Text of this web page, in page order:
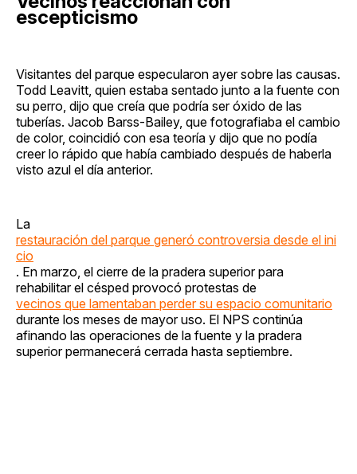
escepticismo
Visitantes del parque especularon ayer sobre las causas.
Todd Leavitt, quien estaba sentado junto a la fuente con
su perro, dijo que creía que podría ser óxido de las
tuberías. Jacob Barss-Bailey, que fotografiaba el cambio
de color, coincidió con esa teoría y dijo que no podía
creer lo rápido que había cambiado después de haberla
visto azul el día anterior.
La
restauración del parque generó controversia desde el ini
cio
. En marzo, el cierre de la pradera superior para
rehabilitar el césped provocó protestas de
vecinos que lamentaban perder su espacio comunitario
durante los meses de mayor uso. El NPS continúa
afinando las operaciones de la fuente y la pradera
superior permanecerá cerrada hasta septiembre.